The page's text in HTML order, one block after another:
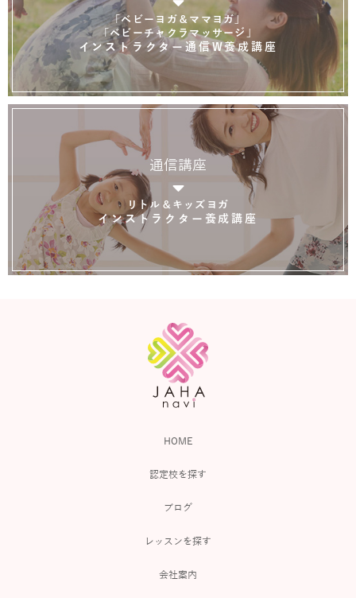
「ベビーヨガ＆ママヨガ」
「ベビーチャクラマッサージ」
インストラクター通信W養成講座
通信講座
リトル＆キッズヨガ
インストラクター養成講座
HOME
認定校を探す
ブログ
レッスンを探す
会社案内